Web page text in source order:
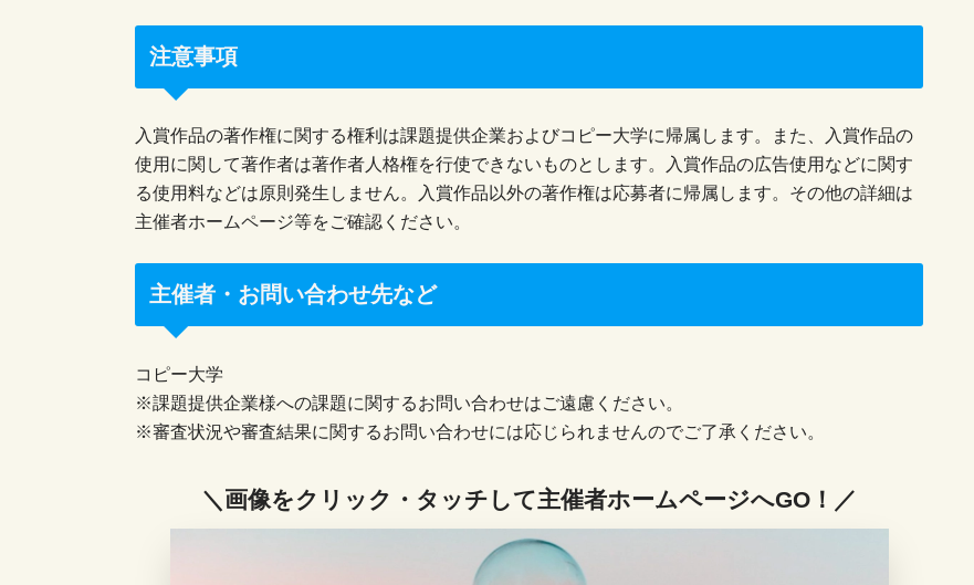
注意事項
入賞作品の著作権に関する権利は課題提供企業およびコピー大学に帰属します。また、入賞作品の
使用に関して著作者は著作者人格権を行使できないものとします。入賞作品の広告使用などに関す
る使用料などは原則発生しません。入賞作品以外の著作権は応募者に帰属します。その他の詳細は
主催者ホームページ等をご確認ください。
主催者・お問い合わせ先など
コピー大学
※課題提供企業様への課題に関するお問い合わせはご遠慮ください。
※審査状況や審査結果に関するお問い合わせには応じられませんのでご了承ください。
＼画像をクリック・タッチして主催者ホームページへGO！／